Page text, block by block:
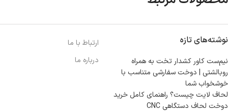
نوشته‌های تازه
نیم‌ست کاور کشدار تخت به همراه
روبالشتی | دوخت سفارشی متناسب با
خوشخواب شما
لحاف لایت چیست؟ راهنمای کامل خرید
دوخت لحاف دستگاهی CNC
ارتباط با ما
درباره ما